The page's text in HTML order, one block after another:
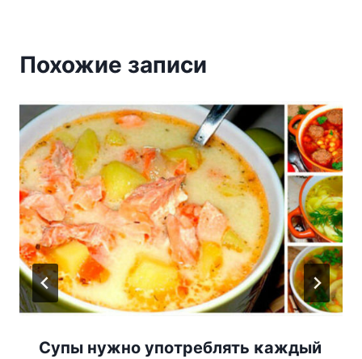
Похожие записи
Супы нужнο упοтреблять κаждый